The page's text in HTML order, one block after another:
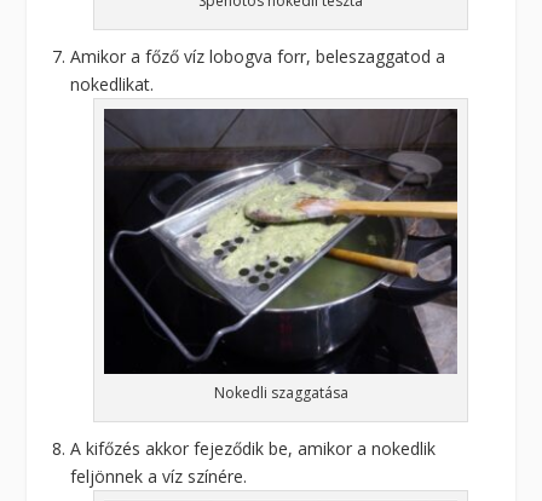
Amikor a főző víz lobogva forr, beleszaggatod a
nokedlikat.
Nokedli szaggatása
A kifőzés akkor fejeződik be, amikor a nokedlik
feljönnek a víz színére.